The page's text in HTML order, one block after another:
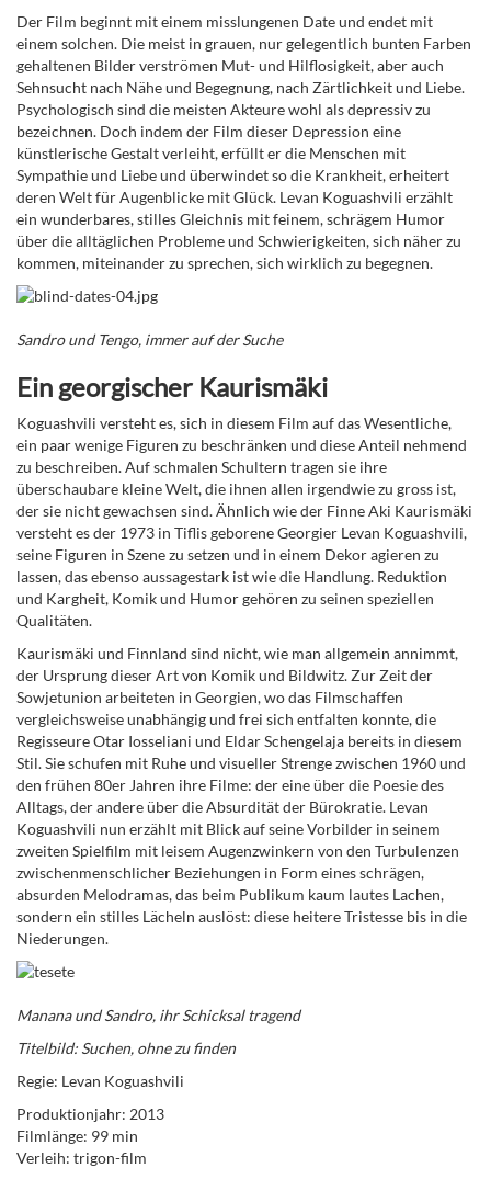
Der Film beginnt mit einem misslungenen Date und endet mit
einem solchen. Die meist in grauen, nur gelegentlich bunten Farben
gehaltenen Bilder verströmen Mut- und Hilflosigkeit, aber auch
Sehnsucht nach Nähe und Begegnung, nach Zärtlichkeit und Liebe.
Psychologisch sind die meisten Akteure wohl als depressiv zu
bezeichnen. Doch indem der Film dieser Depression eine
künstlerische Gestalt verleiht, erfüllt er die Menschen mit
Sympathie und Liebe und überwindet so die Krankheit, erheitert
deren Welt für Augenblicke mit Glück. Levan Koguashvili erzählt
ein wunderbares, stilles Gleichnis mit feinem, schrägem Humor
über die alltäglichen Probleme und Schwierigkeiten, sich näher zu
kommen, miteinander zu sprechen, sich wirklich zu begegnen.
Sandro und Tengo, immer auf der Suche
Ein georgischer Kaurismäki
Koguashvili versteht es, sich in diesem Film auf das Wesentliche,
ein paar wenige Figuren zu beschränken und diese Anteil nehmend
zu beschreiben. Auf schmalen Schultern tragen sie ihre
überschaubare kleine Welt, die ihnen allen irgendwie zu gross ist,
der sie nicht gewachsen sind. Ähnlich wie der Finne Aki Kaurismäki
versteht es der 1973 in Tiflis geborene Georgier Levan Koguashvili,
seine Figuren in Szene zu setzen und in einem Dekor agieren zu
lassen, das ebenso aussagestark ist wie die Handlung. Reduktion
und Kargheit, Komik und Humor gehören zu seinen speziellen
Qualitäten.
Kaurismäki und Finnland sind nicht, wie man allgemein annimmt,
der Ursprung dieser Art von Komik und Bildwitz. Zur Zeit der
Sowjetunion arbeiteten in Georgien, wo das Filmschaffen
vergleichsweise unabhängig und frei sich entfalten konnte, die
Regisseure Otar Iosseliani und Eldar Schengelaja bereits in diesem
Stil. Sie schufen mit Ruhe und visueller Strenge zwischen 1960 und
den frühen 80er Jahren ihre Filme: der eine über die Poesie des
Alltags, der andere über die Absurdität der Bürokratie. Levan
Koguashvili nun erzählt mit Blick auf seine Vorbilder in seinem
zweiten Spielfilm mit leisem Augenzwinkern von den Turbulenzen
zwischenmenschlicher Beziehungen in Form eines schrägen,
absurden Melodramas, das beim Publikum kaum lautes Lachen,
sondern ein stilles Lächeln auslöst: diese heitere Tristesse bis in die
Niederungen.
Manana und Sandro, ihr Schicksal tragend
Titelbild: Suchen, ohne zu finden
Regie: Levan Koguashvili
Produktionjahr: 2013
Filmlänge: 99 min
Verleih: trigon-film